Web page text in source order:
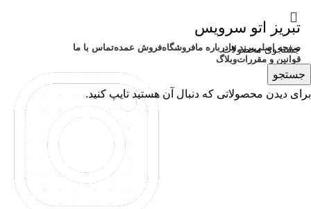
تبریز اتو سرویس
صفحه اصلیبرند هادرباره مافروشگاهفروش عمدهتماس با ما
قوانین و مقرراتوبلاگ
جستجو
برای دیدن محصولاتی که دنبال آن هستید تایپ کنید.